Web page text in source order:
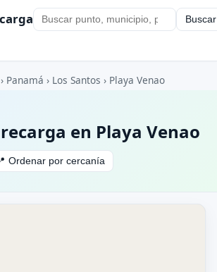
Buscar
› Panamá › Los Santos › Playa Venao
en Playa Venao
Ordenar por cercanía